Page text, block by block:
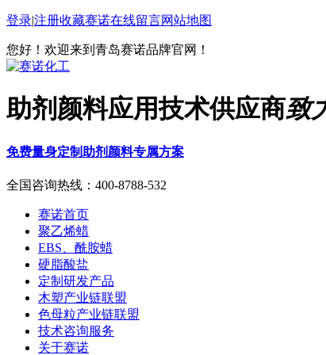
登录|注册收藏赛诺在线留言网站地图
您好！欢迎来到青岛赛诺品牌官网！
助剂颜料应用技术供应商致
免费量身定制助剂颜料专属方案
全国咨询热线： 400-8788-532
赛诺首页
聚乙烯蜡
EBS、酰胺蜡
硬脂酸盐
定制研发产品
木塑产业链联盟
色母粒产业链联盟
技术咨询服务
关于赛诺